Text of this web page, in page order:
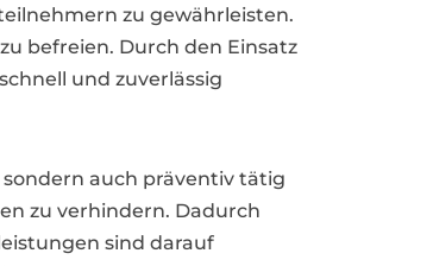
zu gewährleisten.
befreien. Durch den Einsatz
und zuverlässig
auch präventiv tätig
zu verhindern. Dadurch
sind darauf